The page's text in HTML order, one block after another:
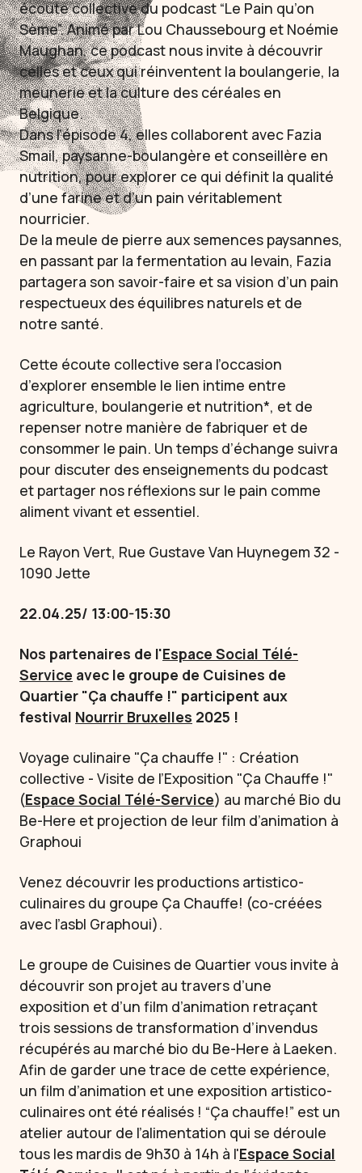
écoute collective du podcast “Le Pain qu’on
Sème”. Animé par Lou Chaussebourg et Noémie
Maughan, ce podcast nous invite à découvrir
celles et ceux qui réinventent la boulangerie, la
meunerie et la culture des céréales en
Belgique.
Dans l’épisode 4, elles collaborent avec Fazia
Smail, paysanne-boulangère et conseillère en
nutrition, pour explorer ce qui définit la qualité
d’une farine et d’un pain véritablement
nourricier.
De la meule de pierre aux semences paysannes,
en passant par la fermentation au levain, Fazia
partagera son savoir-faire et sa vision d’un pain
respectueux des équilibres naturels et de
notre santé.
Cette écoute collective sera l’occasion
d’explorer ensemble le lien intime entre
agriculture, boulangerie et nutrition*, et de
repenser notre manière de fabriquer et de
consommer le pain. Un temps d’échange suivra
pour discuter des enseignements du podcast
et partager nos réflexions sur le pain comme
aliment vivant et essentiel.
L​e Rayon Vert, Rue Gustave Van Huynegem 32 -
1090 Jette
22.04.25/ 13:00-15:30
Nos partenaires de l'Espace Social Télé-
Service avec le groupe de Cuisines de
Quartier "Ça chauffe !" participent aux
festival Nourrir Bruxelles 2025 !
Voyage culinaire "Ça chauffe !" : Création
collective - Visite de l’Exposition "Ça Chauffe !"
(Espace Social Télé-Service) au marché Bio du
Be-Here et projection de leur film d’animation à
Graphoui
Venez découvrir les productions artistico-
culinaires du groupe Ça Chauffe! (co-créées
avec l’asbl Graphoui).
Le groupe de Cuisines de Quartier vous invite à
découvrir son projet au travers d’une
exposition et d’un film d’animation retraçant
trois sessions de transformation d’invendus
récupérés au marché bio du Be-Here à Laeken.
Afin de garder une trace de cette expérience,
un film d’animation et une exposition artistico-
culinaires ont été réalisés ! “Ça chauffe!” est un
atelier autour de l’alimentation qui se déroule
tous les mardis de 9h30 à 14h à l'Espace Social